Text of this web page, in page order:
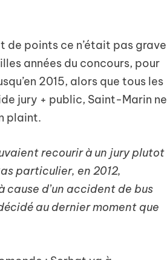
de points ce n’était pas grave
années du concours, pour
2015, alors que tous les
jury + public, Saint-Marin ne
plaint.
recourir à un jury plutot
particulier, en 2012,
d’un accident de bus
au dernier moment que